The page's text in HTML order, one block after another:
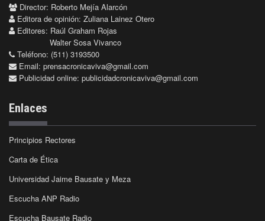
Director: Roberto Mejía Alarcón
Editora de opinión: Zuliana Lainez Otero
Editores: Raúl Graham Rojas
Walter Sosa Vivanco
Teléfono: (511) 3193500
Email: prensacronicaviva@gmail.com
Publicidad online: publicidadcronicaviva@gmail.com
Enlaces
Principios Rectores
Carta de Ética
Universidad Jaime Bausate y Meza
Escucha ANP Radio
Escucha Bausate Radio